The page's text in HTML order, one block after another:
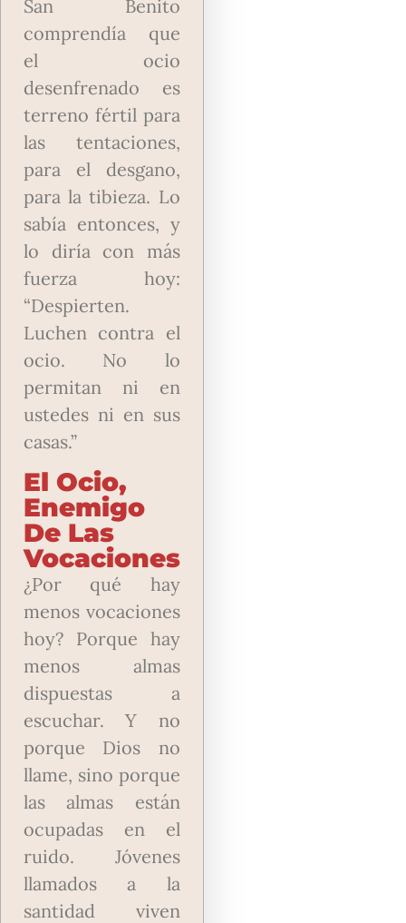
San Benito
comprendía que
el ocio
desenfrenado es
terreno fértil para
las tentaciones,
para el desgano,
para la tibieza. Lo
sabía entonces, y
lo diría con más
fuerza hoy:
“Despierten.
Luchen contra el
ocio. No lo
permitan ni en
ustedes ni en sus
casas.”
El Ocio,
Enemigo
De Las
Vocaciones
¿Por qué hay
menos vocaciones
hoy? Porque hay
menos almas
dispuestas a
escuchar. Y no
porque Dios no
llame, sino porque
las almas están
ocupadas en el
ruido. Jóvenes
llamados a la
santidad viven